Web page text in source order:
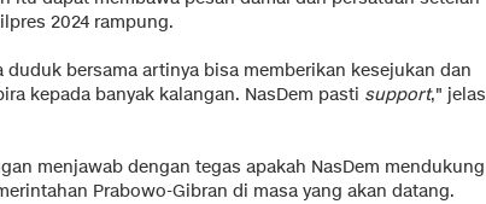
2024 rampung.
bersama artinya bisa memberikan kesejukan dan
kepada banyak kalangan. NasDem pasti support," jelas
menjawab dengan tegas apakah NasDem mendukung
Prabowo-Gibran di masa yang akan datang.